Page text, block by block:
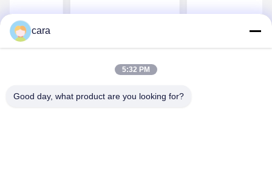
Beste Prijs
cara
5:32 PM
Good day, what product are you looking for?